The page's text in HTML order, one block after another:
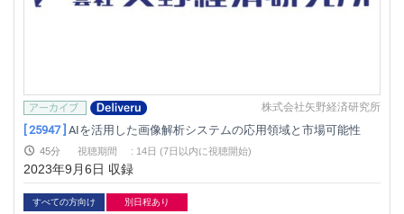
株式会社矢野経済研究所
[ 25947 ] AIを活用した画像解析システムの応用領域と市場可能性
45分 視聴期間 : 14日 (7日以内に視聴開始)
2023年9月6日 収録
すべての方向け 別日程あり